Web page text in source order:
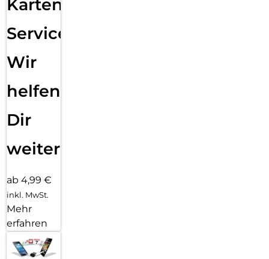
Karten
Service:
Wir
helfen
Dir
weiter
ab 4,99 €
inkl. MwSt.
Mehr
erfahren